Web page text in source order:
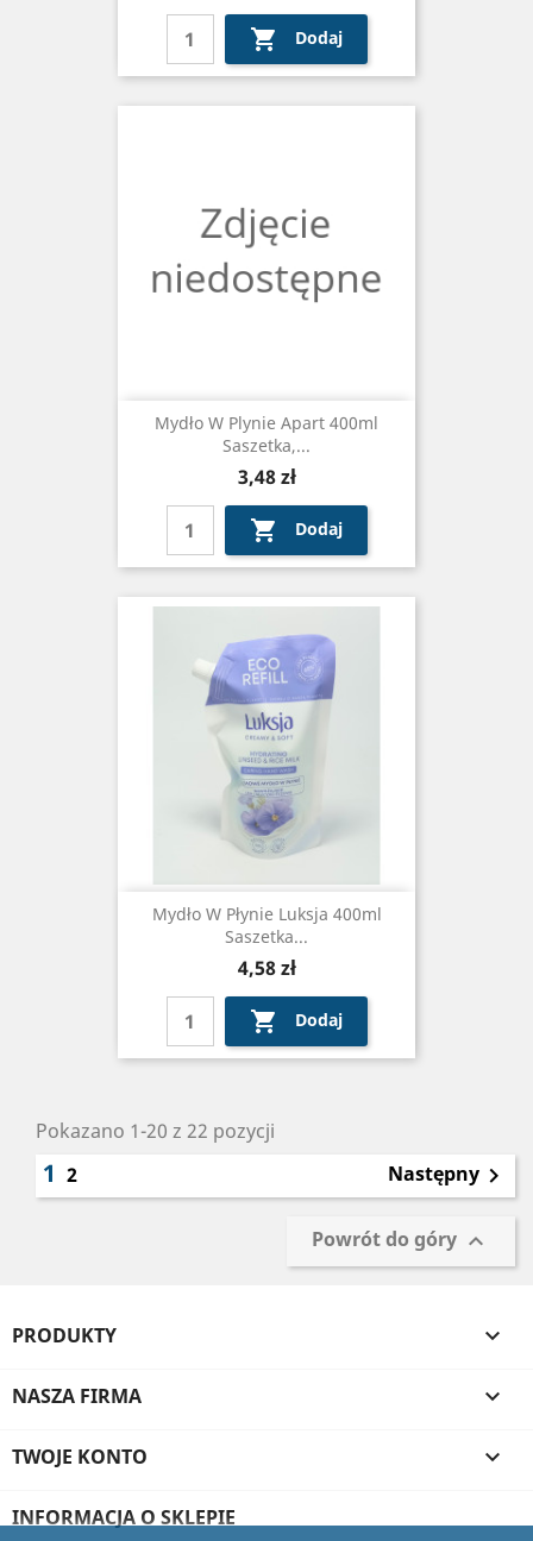
 Dodaj
Mydło W Plynie Apart 400ml
Saszetka,...
Cena
3,48 zł
 Dodaj
Mydło W Płynie Luksja 400ml
Saszetka...
Cena
4,58 zł
 Dodaj
Pokazano 1-20 z 22 pozycji
1 2 Następny 
Powrót do góry 
PRODUKTY 
NASZA FIRMA 
TWOJE KONTO 
INFORMACJA O SKLEPIE